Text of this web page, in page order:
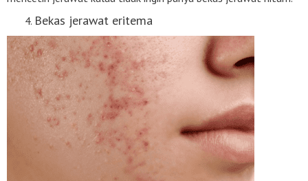
Bekas jerawat eritema